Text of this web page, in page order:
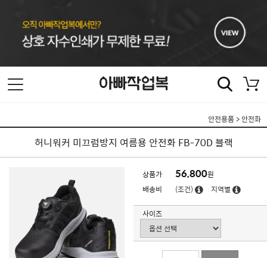
안전용품> 안전화
허니워커 미끄럼방지 여름용 안전화 FB-70D 블랙
상품가 56,800원
배송비
(조건) 지역별
사이즈